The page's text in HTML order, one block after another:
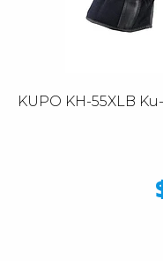
KUPO KH-55XLB